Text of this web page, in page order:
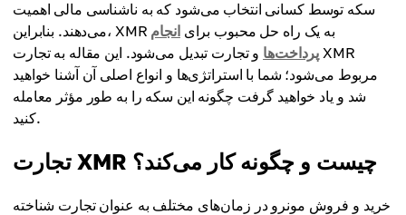
سکه توسط کسانی انتخاب می‌شود که به ناشناسی مالی اهمیت
می‌دهند. بنابراین، XMR به یک راه حل محبوب برای انجام
پرداخت‌ها و تجارت تبدیل می‌شود. این مقاله به تجارت XMR
مربوط می‌شود؛ شما با استراتژی‌ها و انواع اصلی آن آشنا خواهید
شد و یاد خواهید گرفت چگونه این سکه را به طور مؤثر معامله
کنید.
تجارت XMR چیست و چگونه کار می‌کند؟
خرید و فروش مونرو در زمان‌های مختلف به عنوان تجارت شناخته